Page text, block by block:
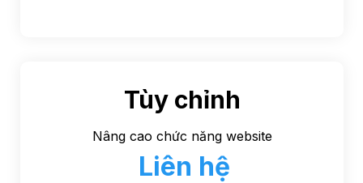
Tùy chỉnh
Nâng cao chức năng website
Liên hệ